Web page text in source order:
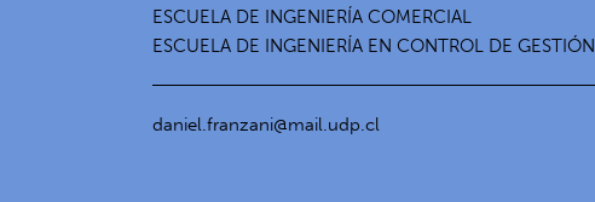
ESCUELA DE INGENIERÍA COMERCIAL
ESCUELA DE INGENIERÍA EN CONTROL DE GESTIÓN
daniel.franzani@mail.udp.cl